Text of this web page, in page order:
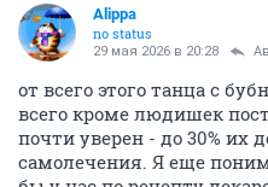
Alippa
no status
29 мая 2026 в 20:28
от всего этого танца с
всего кроме людишек
почти уверен - до 30% их
самолечения. Я еще